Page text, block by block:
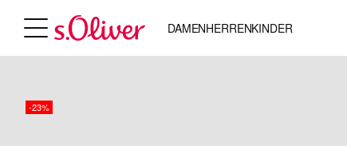
DAMENHERRENKINDER
-23%